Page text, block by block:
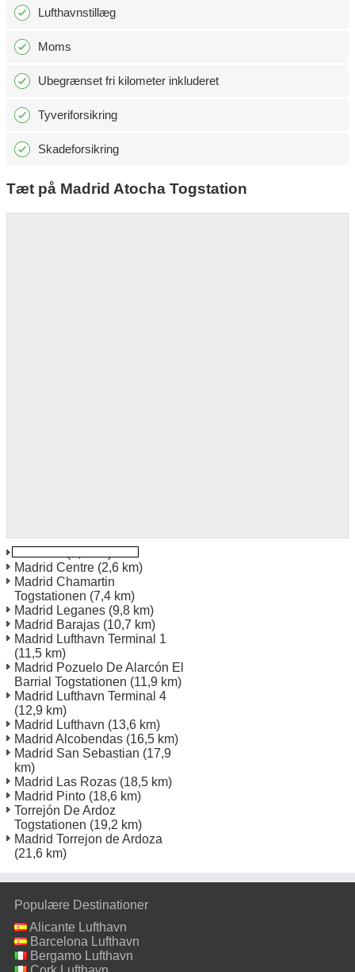
Lufthavnstillæg
Moms
Ubegrænset fri kilometer inkluderet
Tyveriforsikring
Skadeforsikring
Tæt på Madrid Atocha Togstation
Madrid Centre (2,6 km)
Madrid Chamartin
Togstationen (7,4 km)
Madrid Leganes (9,8 km)
Madrid Barajas (10,7 km)
Madrid Lufthavn Terminal 1
(11,5 km)
Madrid Pozuelo De Alarcón El
Barrial Togstationen (11,9 km)
Madrid Lufthavn Terminal 4
(12,9 km)
Madrid Lufthavn (13,6 km)
Madrid Alcobendas (16,5 km)
Madrid San Sebastian (17,9
km)
Madrid Las Rozas (18,5 km)
Madrid Pinto (18,6 km)
Torrejón De Ardoz
Togstationen (19,2 km)
Madrid Torrejon de Ardoza
(21,6 km)
Populære Destinationer
Alicante Lufthavn
Barcelona Lufthavn
Bergamo Lufthavn